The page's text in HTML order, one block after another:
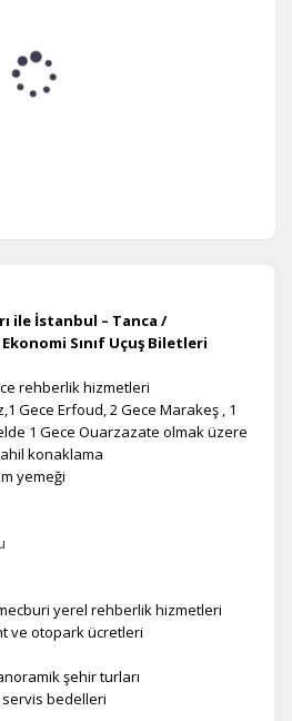
ile İstanbul – Tanca /
Sınıf Uçuş Biletleri
rehberlik hizmetleri
Gece Erfoud, 2 Gece Marakeş , 1
1 Gece Ouarzazate olmak üzere
konaklama
yemeği
yerel rehberlik hizmetleri
ve otopark ücretleri
şehir turları
bedelleri